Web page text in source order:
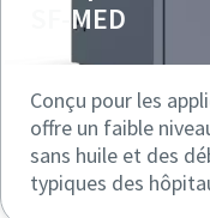
SF-MED
Conçu pour les
offre un faible
sans huile et des
typiques des